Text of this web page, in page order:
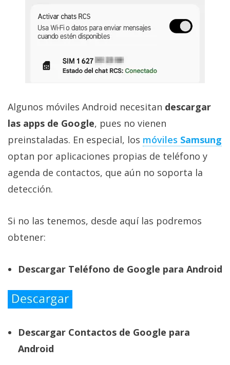
Algunos móviles Android necesitan descargar
las apps de Google, pues no vienen
preinstaladas. En especial, los móviles Samsung
optan por aplicaciones propias de teléfono y
agenda de contactos, que aún no soporta la
detección.
Si no las tenemos, desde aquí las podremos
obtener:
Descargar Teléfono de Google para Android
Descargar Contactos de Google para
Android